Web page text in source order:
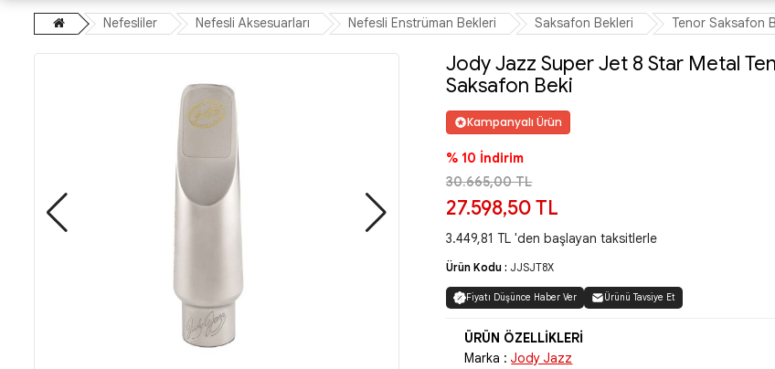
Nefesliler Nefesli Aksesuarları Nefesli Enstrüman Bekleri Saksafon Bekleri Tenor Saksafon
Jody Jazz Super Jet 8 Star Metal
Saksafon Beki
Kampanyalı Ürün
% 10 İndirim
30.665,00 TL
27.598,50 TL
3.449,81 TL 'den başlayan taksitlerle
Ürün Kodu :JJSJT8X
Fiyatı Düşünce Haber Ver Ürünü Tavsiye Et
Marka :Jody Jazz